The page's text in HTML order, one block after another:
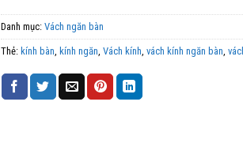
Danh mục: Vách ngăn bàn
Thẻ: kính bàn kính ngăn Vách kính vách kính ngăn bàn